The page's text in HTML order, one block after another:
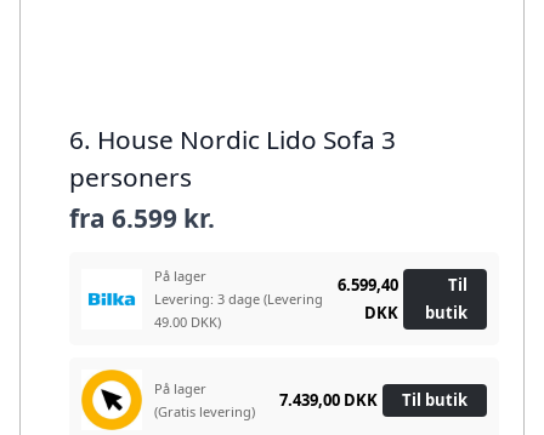
6. House Nordic Lido Sofa 3
personers
fra 6.599 kr.
På lager
Levering: 3 dage (Levering
49.00 DKK)
6.599,40
DKK
Til
butik
På lager
(Gratis levering)
7.439,00 DKK Til butik